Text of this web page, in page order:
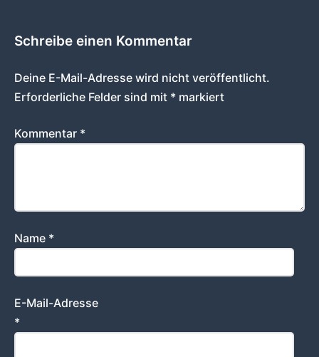
Schreibe einen Kommentar
Deine E-Mail-Adresse wird nicht veröffentlicht.
Erforderliche Felder sind mit * markiert
Kommentar *
Name *
E-Mail-Adresse
*